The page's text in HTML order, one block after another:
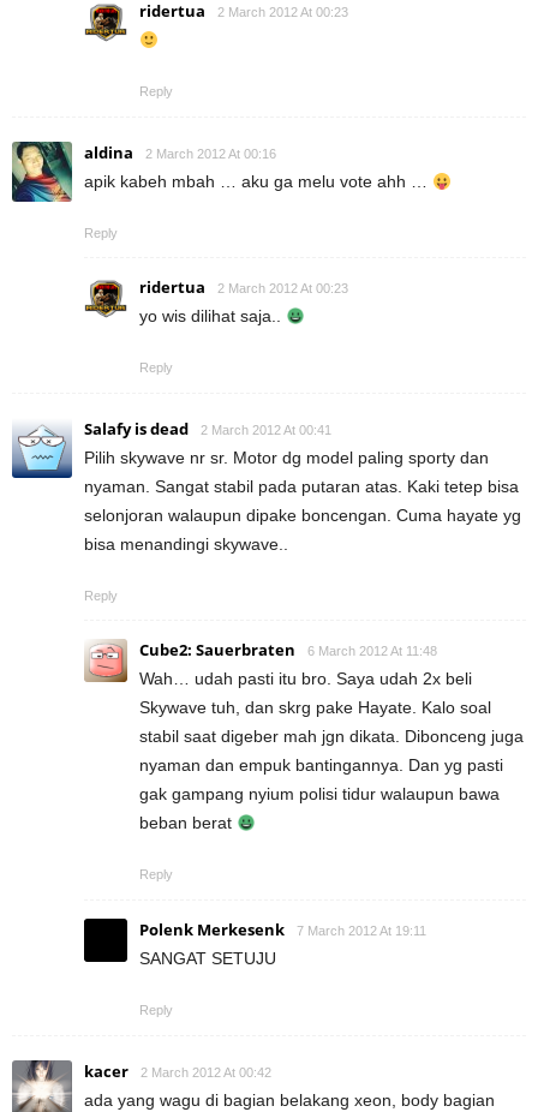
ridertua 2 March 2012 At 00:23
Reply
aldina 2 March 2012 At 00:16
apik kabeh mbah … aku ga melu vote ahh …
Reply
ridertua 2 March 2012 At 00:23
yo wis dilihat saja..
Reply
Salafy is dead 2 March 2012 At 00:41
Pilih skywave nr sr. Motor dg model paling sporty dan
nyaman. Sangat stabil pada putaran atas. Kaki tetep bisa
selonjoran walaupun dipake boncengan. Cuma hayate yg
bisa menandingi skywave..
Reply
Cube2: Sauerbraten 6 March 2012 At 11:48
Wah… udah pasti itu bro. Saya udah 2x beli
Skywave tuh, dan skrg pake Hayate. Kalo soal
stabil saat digeber mah jgn dikata. Dibonceng juga
nyaman dan empuk bantingannya. Dan yg pasti
gak gampang nyium polisi tidur walaupun bawa
beban berat
Reply
Polenk Merkesenk 7 March 2012 At 19:11
SANGAT SETUJU
Reply
kacer 2 March 2012 At 00:42
ada yang wagu di bagian belakang xeon, body bagian